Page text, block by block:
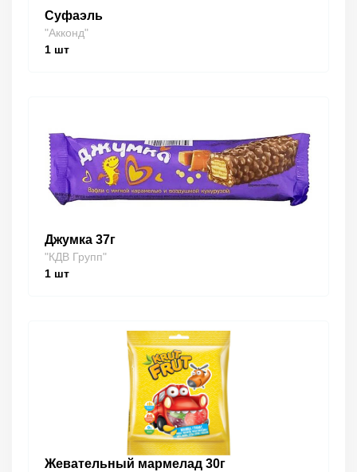
Суфаэль
"Акконд"
1 шт
Джумка 37г
"КДВ Групп"
1 шт
Жевательный мармелад 30г